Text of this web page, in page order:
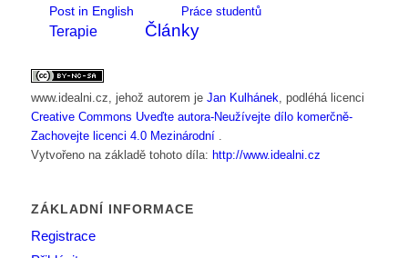
Post in English Práce studentů
Terapie Články
www.idealni.cz , jehož autorem je Jan Kulhánek , podléhá licenci
Creative Commons Uveďte autora-Neužívejte dílo komerčně-
Zachovejte licenci 4.0 Mezinárodní
Vytvořeno na základě tohoto díla: http://www.idealni.cz
ZÁKLADNÍ INFORMACE
Registrace